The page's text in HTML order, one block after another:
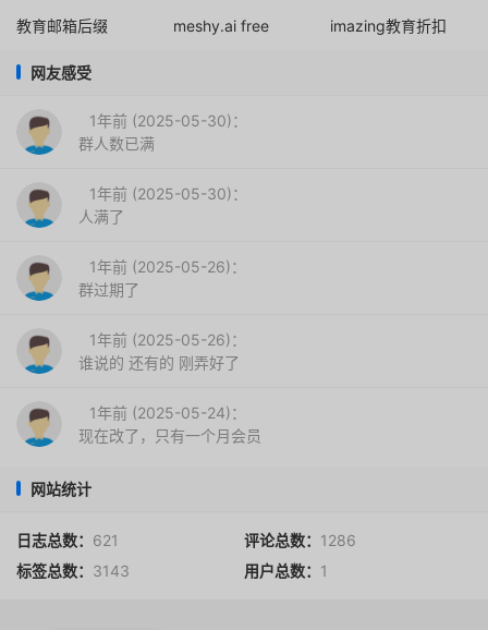
教育邮箱后缀
meshy.ai free imazing教育折扣
网友感受
1年前 (2025-05-30)：
群人数已满
1年前 (2025-05-30)：
人满了
1年前 (2025-05-26)：
群过期了
1年前 (2025-05-26)：
谁说的 还有的 刚弄好了
1年前 (2025-05-24)：
现在改了，只有一个月会员
网站统计
日志总数： 621 评论总数： 1286
标签总数： 3143 用户总数： 1